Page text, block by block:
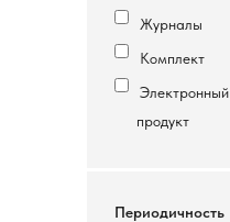
Журналы
Комплект
Электронный
продукт
Периодичность